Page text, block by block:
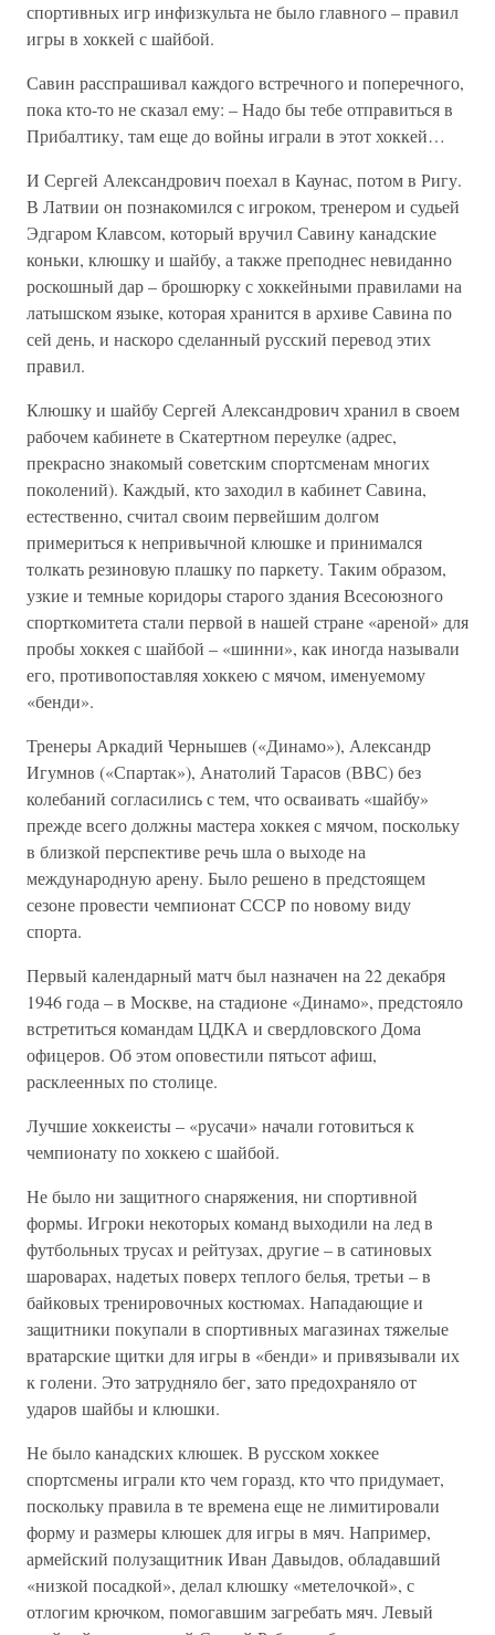
спортивных игр инфизкульта не было главного – правил
игры в хоккей с шайбой.
Савин расспрашивал каждого встречного и поперечного,
пока кто-то не сказал ему: – Надо бы тебе отправиться в
Прибалтику, там еще до войны играли в этот хоккей…
И Сергей Александрович поехал в Каунас, потом в Ригу.
В Латвии он познакомился с игроком, тренером и судьей
Эдгаром Клавсом, который вручил Савину канадские
коньки, клюшку и шайбу, а также преподнес невиданно
роскошный дар – брошюрку с хоккейными правилами на
латышском языке, которая хранится в архиве Савина по
сей день, и наскоро сделанный русский перевод этих
правил.
Клюшку и шайбу Сергей Александрович хранил в своем
рабочем кабинете в Скатертном переулке (адрес,
прекрасно знакомый советским спортсменам многих
поколений). Каждый, кто заходил в кабинет Савина,
естественно, считал своим первейшим долгом
примериться к непривычной клюшке и принимался
толкать резиновую плашку по паркету. Таким образом,
узкие и темные коридоры старого здания Всесоюзного
спорткомитета стали первой в нашей стране «ареной» для
пробы хоккея с шайбой – «шинни», как иногда называли
его, противопоставляя хоккею с мячом, именуемому
«бенди».
Тренеры Аркадий Чернышев («Динамо»), Александр
Игумнов («Спартак»), Анатолий Тарасов (ВВС) без
колебаний согласились с тем, что осваивать «шайбу»
прежде всего должны мастера хоккея с мячом, поскольку
в близкой перспективе речь шла о выходе на
международную арену. Было решено в предстоящем
сезоне провести чемпионат СССР по новому виду
спорта.
Первый календарный матч был назначен на 22 декабря
1946 года – в Москве, на стадионе «Динамо», предстояло
встретиться командам ЦДКА и свердловского Дома
офицеров. Об этом оповестили пятьсот афиш,
расклеенных по столице.
Лучшие хоккеисты – «русачи» начали готовиться к
чемпионату по хоккею с шайбой.
Не было ни защитного снаряжения, ни спортивной
формы. Игроки некоторых команд выходили на лед в
футбольных трусах и рейтузах, другие – в сатиновых
шароварах, надетых поверх теплого белья, третьи – в
байковых тренировочных костюмах. Нападающие и
защитники покупали в спортивных магазинах тяжелые
вратарские щитки для игры в «бенди» и привязывали их
к голени. Это затрудняло бег, зато предохраняло от
ударов шайбы и клюшки.
Не было канадских клюшек. В русском хоккее
спортсмены играли кто чем горазд, кто что придумает,
поскольку правила в те времена еще не лимитировали
форму и размеры клюшек для игры в мяч. Например,
армейский полузащитник Иван Давыдов, обладавший
«низкой посадкой», делал клюшку «метелочкой», с
отлогим крючком, помогавшим загребать мяч. Левый